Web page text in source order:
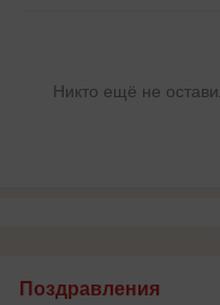
Никто ещё не
Поздравления